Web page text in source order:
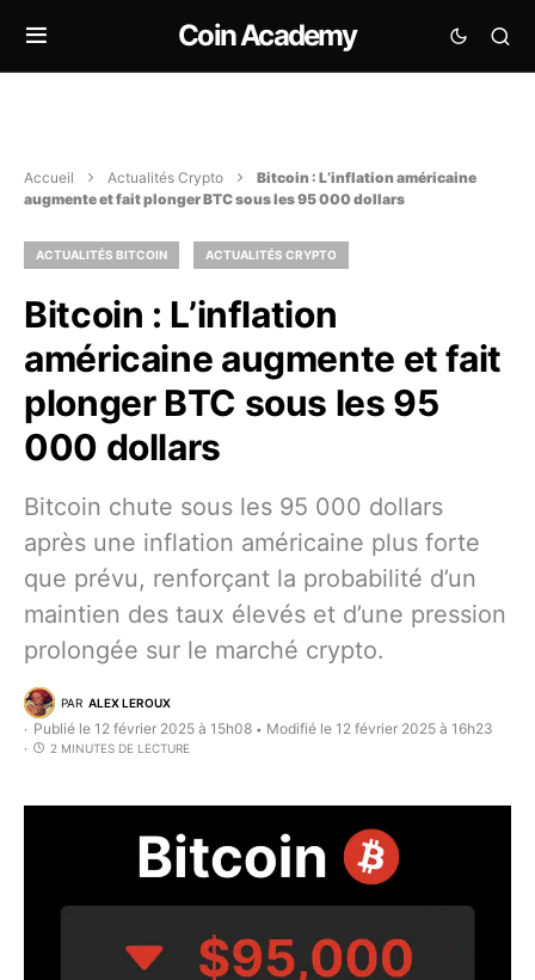
Coin Academy
Accueil Actualités Crypto
Bitcoin : L’inflation américaine
augmente et fait plonger BTC sous les 95 000 dollars
ACTUALITÉS BITCOIN ACTUALITÉS CRYPTO
Bitcoin : L’inflation
américaine augmente et fait
plonger BTC sous les 95
000 dollars
Bitcoin chute sous les 95 000 dollars
après une inflation américaine plus forte
que prévu, renforçant la probabilité d’un
maintien des taux élevés et d’une pression
prolongée sur le marché crypto.
PAR ALEX LEROUX
Publié le 12 février 2025 à 15h08 • Modifié le 12 février 2025 à 16h23
2 MINUTES DE LECTURE